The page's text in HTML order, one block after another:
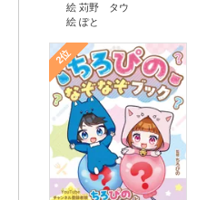
絵 苅野 タウ
絵 ぽと
2位